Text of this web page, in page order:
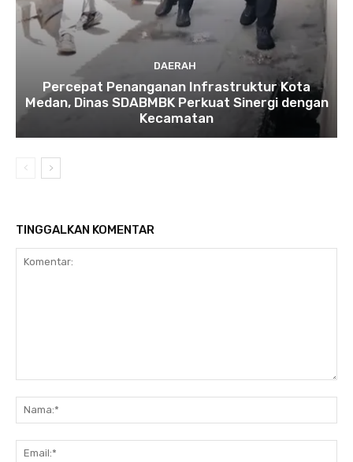
DAERAH
Percepat Penanganan Infrastruktur Kota
Medan, Dinas SDABMBK Perkuat Sinergi dengan
Kecamatan
TINGGALKAN KOMENTAR